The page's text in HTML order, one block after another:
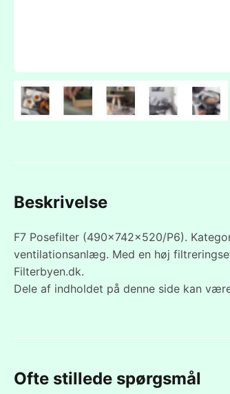
Beskrivelse
F7 Posefilter (490x742x520/P6).
ventilationsanlæg. Med en høj
Filterbyen.dk.
Dele af indholdet på denne side kan
Ofte stillede spørgsmål